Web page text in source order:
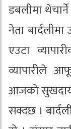
डबलीमा
नेता
एउटा
व्यापारीले
आजको
सक्दछ ।